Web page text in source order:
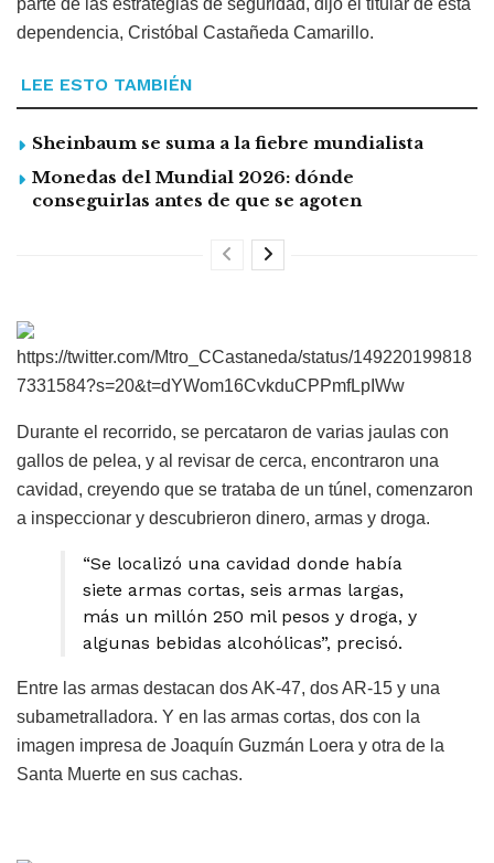
dependencia, Cristóbal Castañeda Camarillo.
LEE ESTO TAMBIÉN
Sheinbaum se suma a la fiebre mundialista
Monedas del Mundial 2026: dónde
conseguirlas antes de que se agoten
https://twitter.com/Mtro_CCastaneda/status/149220199818
7331584?s=20&t=dYWom16CvkduCPPmfLpIWw
Durante el recorrido, se percataron de varias jaulas con
gallos de pelea, y al revisar de cerca, encontraron una
cavidad, creyendo que se trataba de un túnel, comenzaron
a inspeccionar y descubrieron dinero, armas y droga.
“Se localizó una cavidad donde había
siete armas cortas, seis armas largas,
más un millón 250 mil pesos y droga, y
algunas bebidas alcohólicas”, precisó.
Entre las armas destacan dos AK-47, dos AR-15 y una
subametralladora. Y en las armas cortas, dos con la
imagen impresa de Joaquín Guzmán Loera y otra de la
Santa Muerte en sus cachas.